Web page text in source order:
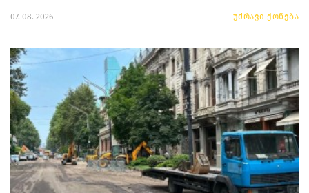
07. 08. 2026 უძრავი ქონება